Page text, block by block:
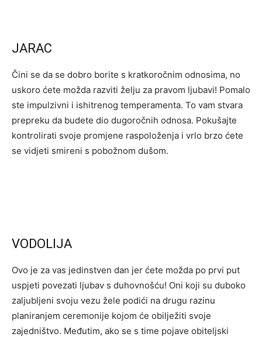
JARAC
Čini se da se dobro borite s kratkoročnim odnosima, no
uskoro ćete možda razviti želju za pravom ljubavi! Pomalo
ste impulzivni i ishitrenog temperamenta. To vam stvara
prepreku da budete dio dugoročnih odnosa. Pokušajte
kontrolirati svoje promjene raspoloženja i vrlo brzo ćete
se vidjeti smireni s pobožnom dušom.
VODOLIJA
Ovo je za vas jedinstven dan jer ćete možda po prvi put
uspjeti povezati ljubav s duhovnošću! Oni koji su duboko
zaljubljeni svoju vezu žele podići na drugu razinu
planiranjem ceremonije kojom će obilježiti svoje
zajedništvo. Međutim, ako se s time pojave obiteljski